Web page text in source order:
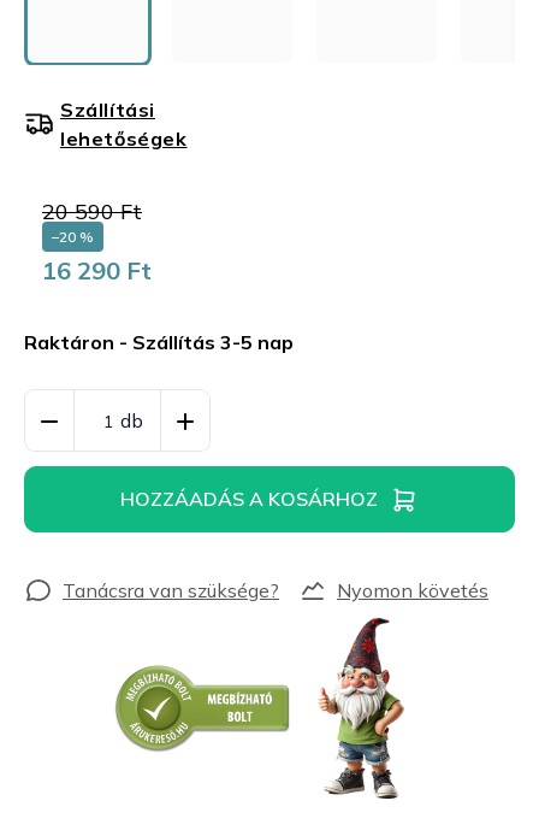
20 590 Ft
–20 %
16 290 Ft
Raktáron - Szállítás 3-5 nap
Szállítási
lehetőségek
HOZZÁADÁS A KOSÁRHOZ
Nyomon követés